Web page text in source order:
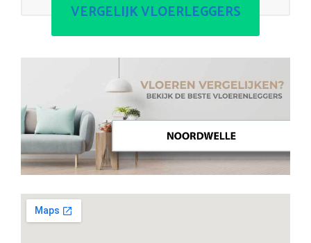
VERGELIJK VLOERLEGGERS